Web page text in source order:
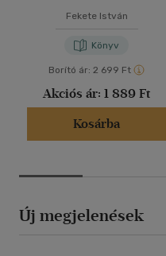
Fekete István
Könyv
Borító ár: 2 699 Ft
Akciós ár: 1 889 Ft
Kosárba
Új megjelenések